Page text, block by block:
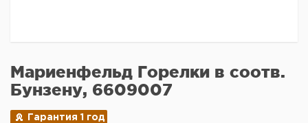
Мариенфельд Горелки в соотв.
Бунзену, 6609007
Гарантия 1 год